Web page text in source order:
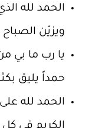
الحمد لله
ويزيّن
يا رب ما بي
حمداً يليق
الحمد لله